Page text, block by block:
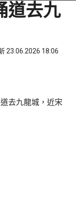
道去九
23.06.2026 18:06
去九龍城，近宋